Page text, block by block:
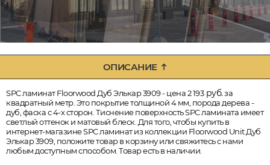
ОПИСАНИЕ
SPC ламинат Floorwood Дуб Элькар 3909 - цена 2 193руб.за
квадратный метр. Это покрытие толщиной 4 мм, порода дерева -
дуб, фаска с 4-х сторон. Тиснение поверхность SPC ламината имеет
светлый оттенок и матовый блеск. Для того, чтобы купить в
интернет-магазине SPC ламинат из коллекции Floorwood Unit Дуб
Элькар 3909, положите товар в корзину или свяжитесь с нами
любым доступным способом. Товар есть в наличии.